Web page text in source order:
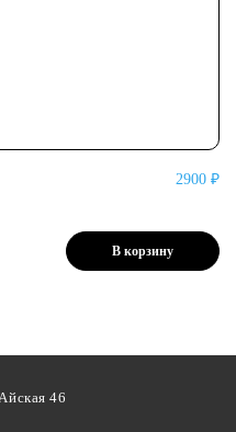
2900 ₽
В корзину
46